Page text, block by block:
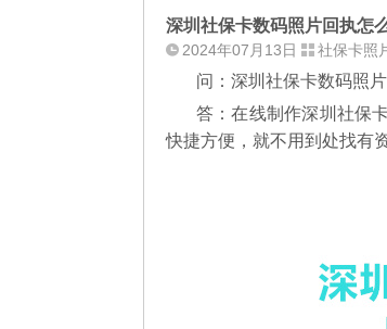
深圳社保卡数码照片回执怎
2024年07月13日 社保卡照
问：深圳社保卡数码照
答：在线制作深圳社保
快捷方便，就不用到处找有